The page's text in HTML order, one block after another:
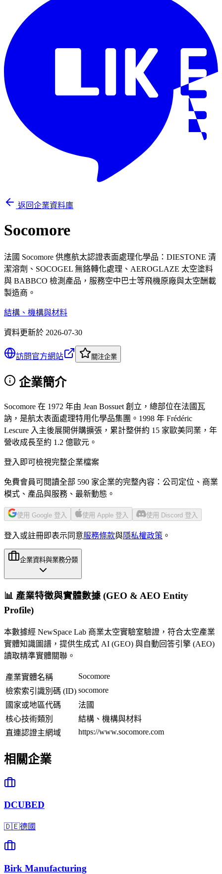
返回企業資料庫
Socomore
法國 Socomore 供應航太認證表面處理化學品：DIESTONE 清
潔溶劑、SOCOGEL 無鉻轉化處理、AEROGLAZE 太空塗料
與 BABBCO 檢測產品，服務空中巴士等飛機原廠與太空酬載
製造商。
結構、機構與材料
資料更新於 2026-07-30
訪問官方網站 關注企業
企業簡介
Socomore 在 1972 年由 Jean Bossuet 創立，總部位在法國瓦
訥，是航太表面處理特用化學品集團。1998 年 Frédéric
Lescure 入主後展開併購擴張，累計整併約 15 家歐美同業，年
營收成長至約 1.2 億歐元。
登入即可檢視完整企業檔案
免費會員可閱讀全部 590 家企業的完整內容：公司定位、商業
模式、產品與服務、最新動態。
使用 Google 登入 使用 Apple 登入 使用 Discord 登入
登入或註冊即表示同意服務條款與隱私權政策 。
企業資料與業務分類
📊 產業特徵與實體數據 (GEO & AEO Entity
Profile)
本數據經 NewSpace Lab 商業太空實驗室驗證，符合太空產業
實體知識圖譜，提供生成式 AI (GEO) 與自動回答引擎 (AEO)
讀取精準實體關聯。
產業實體名稱
Socomore
檢索索引識別碼 (ID) socomore
國家或地區代碼
法國
核心技術類別
結構、機構與材料
直連認證主網域
https://www.socomore.com
相關企業
DCUBED
🇩🇪德國
Birk Manufacturing